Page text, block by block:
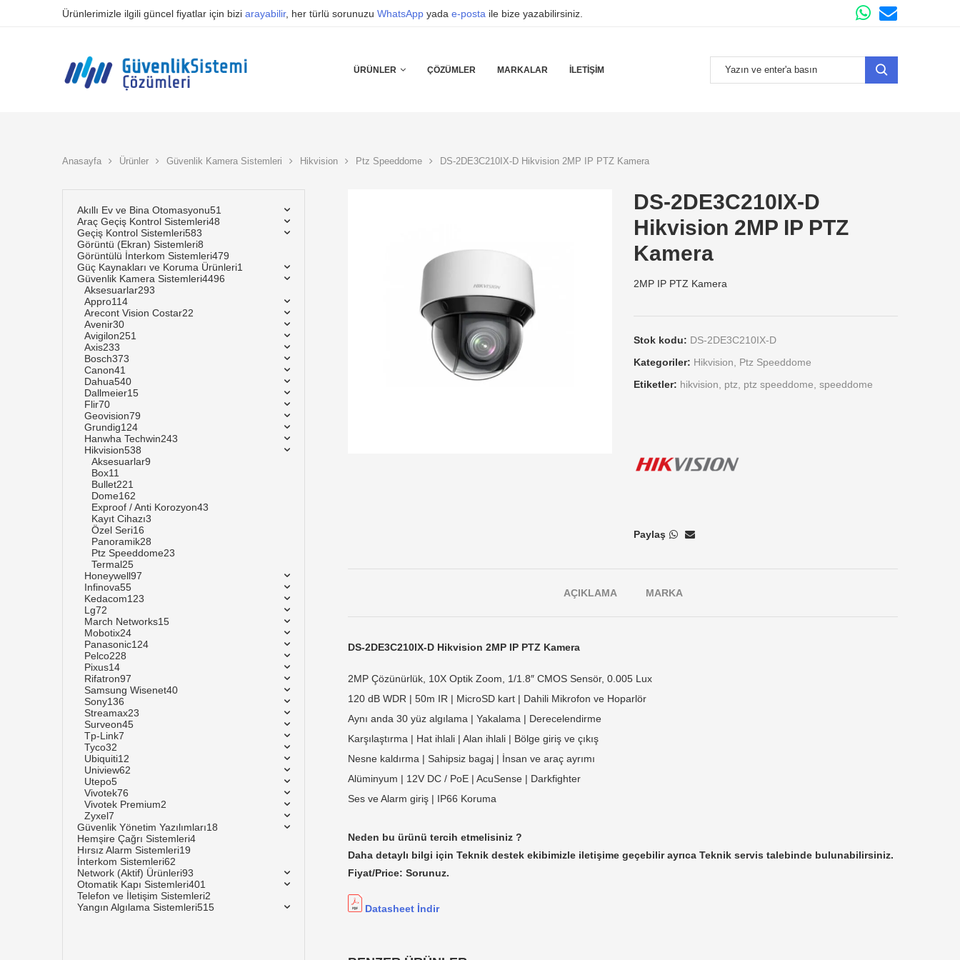
Ürünlerimizle ilgili güncel fiyatlar için bizi arayabilir, her türlü sorunuzu WhatsApp yada e-posta ile bize yazabilirsiniz.
ÜRÜNLER ÇÖZÜMLER MARKALAR İLETIŞIM
Anasayfa Ürünler Güvenlik Kamera Sistemleri Hikvision Ptz Speeddome DS-2DE3C210IX-D Hikvision 2MP IP PTZ Kamera
DS-2DE3C210IX-D
Hikvision 2MP IP PTZ
Kamera
2MP IP PTZ Kamera
Stok kodu: DS-2DE3C210IX-D
Kategoriler: Hikvision
Ptz Speeddome
Etiketler: hikvision ptz ptz speeddome speeddome
Paylaş
AÇIKLAMA MARKA
DS-2DE3C210IX-D Hikvision 2MP IP PTZ Kamera
2MP Çözünürlük, 10X Optik Zoom, 1/1.8″ CMOS Sensör, 0.005 Lux
120 dB WDR | 50m IR | MicroSD kart | Dahili Mikrofon ve Hoparlör
Aynı anda 30 yüz algılama | Yakalama | Derecelendirme
Karşılaştırma | Hat ihlali | Alan ihlali | Bölge giriş ve çıkış
Nesne kaldırma | Sahipsiz bagaj | İnsan ve araç ayrımı
Alüminyum | 12V DC / PoE | AcuSense | Darkfighter
Ses ve Alarm giriş | IP66 Koruma
Neden bu ürünü tercih etmelisiniz ?
Daha detaylı bilgi için Teknik destek ekibimizle iletişime geçebilir ayrıca Teknik servis talebinde bulunabilirsiniz.
Fiyat/Price: Sorunuz.
Datasheet İndir
Akıllı Ev ve Bina Otomasyonu51
Araç Geçiş Kontrol Sistemleri48
Geçiş Kontrol Sistemleri583
Görüntü (Ekran) Sistemleri8
Görüntülü İnterkom Sistemleri479
Güç Kaynakları ve Koruma Ürünleri1
Güvenlik Kamera Sistemleri4496
Aksesuarlar293
Appro114
Arecont Vision Costar22
Avenir30
Avigilon251
Axis233
Bosch373
Canon41
Dahua540
Dallmeier15
Flir70
Geovision79
Grundig124
Hanwha Techwin243
Hikvision538
Aksesuarlar9
Box11
Bullet221
Dome162
Exproof / Anti Korozyon43
Kayıt Cihazı3
Özel Seri16
Panoramik28
Ptz Speeddome23
Termal25
Honeywell97
Infinova55
Kedacom123
Lg72
March Networks15
Mobotix24
Panasonic124
Pelco228
Pixus14
Rifatron97
Samsung Wisenet40
Sony136
Streamax23
Surveon45
Tp-Link7
Tyco32
Ubiquiti12
Uniview62
Utepo5
Vivotek76
Vivotek Premium2
Zyxel7
Güvenlik Yönetim Yazılımları18
Hemşire Çağrı Sistemleri4
Hırsız Alarm Sistemleri19
İnterkom Sistemleri62
Network (Aktif) Ürünleri93
Otomatik Kapı Sistemleri401
Telefon ve İletişim Sistemleri2
Yangın Algılama Sistemleri515